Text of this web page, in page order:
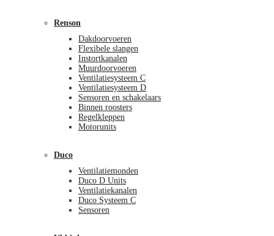
Renson
Dakdoorvoeren
Flexibele slangen
Instortkanalen
Muurdoorvoeren
Ventilatiesysteem C
Ventilatiesysteem D
Sensoren en schakelaars
Binnen roosters
Regelkleppen
Motorunits
Duco
Ventilatiemonden
Duco D Units
Ventilatiekanalen
Duco Systeem C
Sensoren